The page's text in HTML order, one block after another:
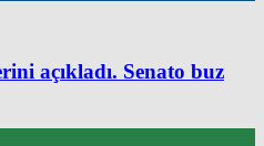
açıkladı. Senato buz